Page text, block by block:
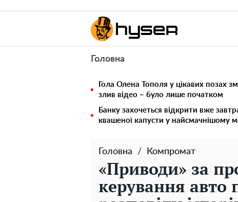
Головна
Гола Олена Тополя у цікавих позах
злив відео – було лише початком
Банку захочеться відкрити вже
квашеної капусти у найсмачнішому
Головна Компромат
«Приводи» за
керування авто